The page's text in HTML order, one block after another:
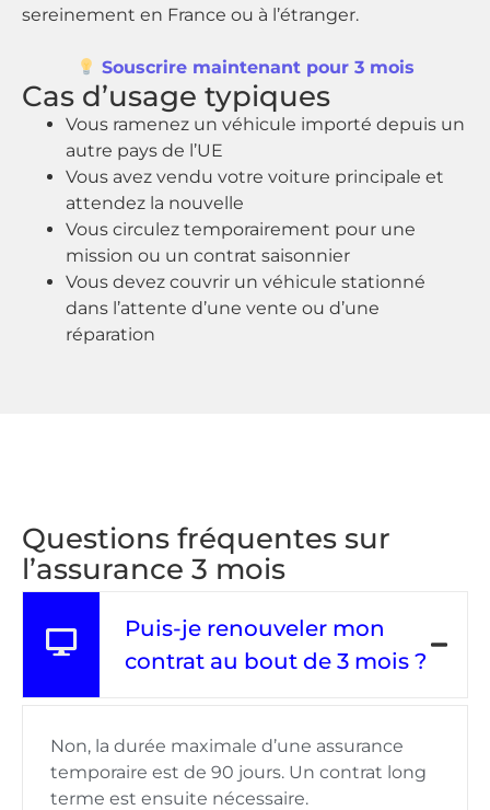
sereinement en France ou à l’étranger.
Souscrire maintenant pour 3 mois
Cas d’usage typiques
Vous ramenez un véhicule importé depuis un
autre pays de l’UE
Vous avez vendu votre voiture principale et
attendez la nouvelle
Vous circulez temporairement pour une
mission ou un contrat saisonnier
Vous devez couvrir un véhicule stationné
dans l’attente d’une vente ou d’une
réparation
Questions fréquentes sur
l’assurance 3 mois
Puis-je renouveler mon
contrat au bout de 3 mois ?
Non, la durée maximale d’une assurance
temporaire est de 90 jours. Un contrat long
terme est ensuite nécessaire.